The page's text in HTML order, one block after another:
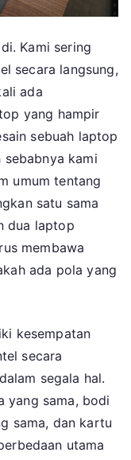
Kami sering
secara langsung,
ada
yang hampir
sebuah laptop
sebabnya kami
umum tentang
satu sama
dua laptop
membawa
ada pola yang
kesempatan
secara
segala hal.
yang sama, bodi
sama, dan kartu
utama